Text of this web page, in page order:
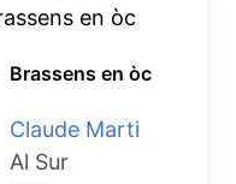
Brassens en òc
Claude Marti
Al Sur